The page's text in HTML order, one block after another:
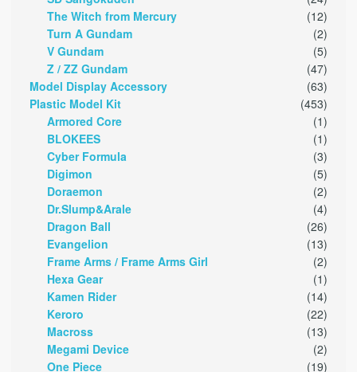
The Witch from Mercury
(12)
Turn A Gundam
(2)
V Gundam
(5)
Z / ZZ Gundam
(47)
Model Display Accessory
(63)
Plastic Model Kit
(453)
Armored Core
(1)
BLOKEES
(1)
Cyber Formula
(3)
Digimon
(5)
Doraemon
(2)
Dr.Slump&Arale
(4)
Dragon Ball
(26)
Evangelion
(13)
Frame Arms / Frame Arms Girl
(2)
Hexa Gear
(1)
Kamen Rider
(14)
Keroro
(22)
Macross
(13)
Megami Device
(2)
One Piece
(19)